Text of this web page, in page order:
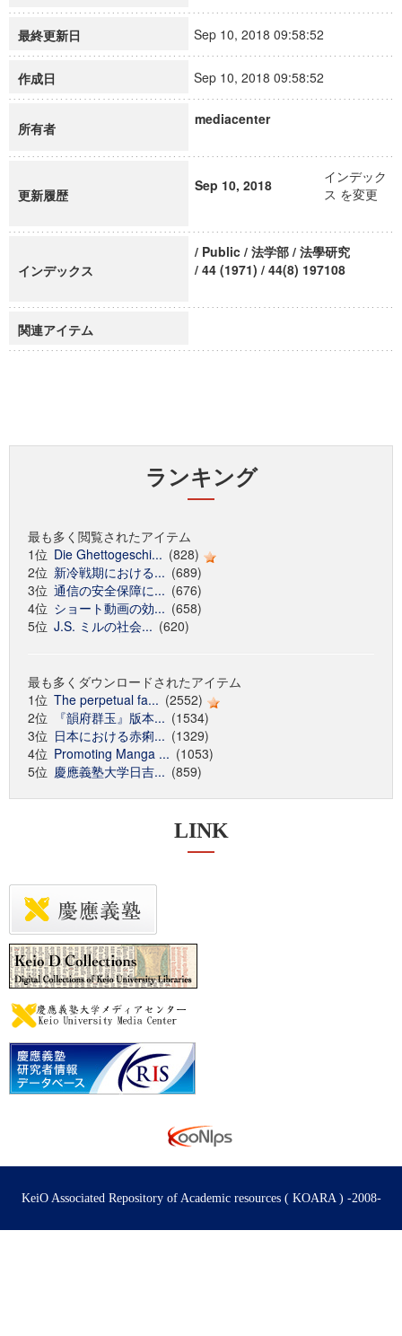
最終更新日 Sep 10, 2018 09:58:52
作成日 Sep 10, 2018 09:58:52
所有者
mediacenter
更新履歴
Sep 10, 2018
インデック
ス を変更
インデックス
/ Public / 法学部 / 法學研究
/ 44 (1971) / 44(8) 197108
関連アイテム
ランキング
最も多く閲覧されたアイテム
1位 Die Ghettogeschi... (828)
2位 新冷戦期における... (689)
3位 通信の安全保障に... (676)
4位 ショート動画の効... (658)
5位 J.S. ミルの社会... (620)
最も多くダウンロードされたアイテム
1位 The perpetual fa... (2552)
2位
『韻府群玉』版本... (1534)
3位 日本における赤痢... (1329)
4位 Promoting Manga ... (1053)
5位 慶應義塾大学日吉... (859)
LINK
KeiO Associated Repository of Academic resources ( KOARA ) -2008-